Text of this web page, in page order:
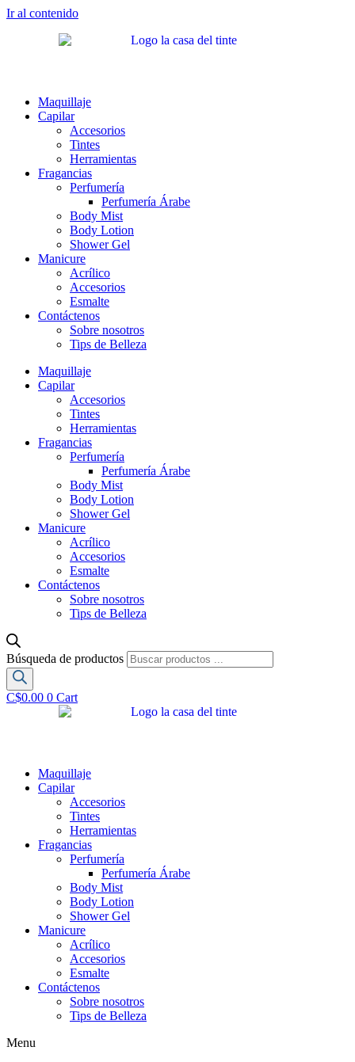
Ir al contenido
Maquillaje
Capilar
Accesorios
Tintes
Herramientas
Fragancias
Perfumería
Perfumería Árabe
Body Mist
Body Lotion
Shower Gel
Manicure
Acrílico
Accesorios
Esmalte
Contáctenos
Sobre nosotros
Tips de Belleza
Maquillaje
Capilar
Accesorios
Tintes
Herramientas
Fragancias
Perfumería
Perfumería Árabe
Body Mist
Body Lotion
Shower Gel
Manicure
Acrílico
Accesorios
Esmalte
Contáctenos
Sobre nosotros
Tips de Belleza
Búsqueda de productos
C$0.00 0 Cart
Maquillaje
Capilar
Accesorios
Tintes
Herramientas
Fragancias
Perfumería
Perfumería Árabe
Body Mist
Body Lotion
Shower Gel
Manicure
Acrílico
Accesorios
Esmalte
Contáctenos
Sobre nosotros
Tips de Belleza
Menu